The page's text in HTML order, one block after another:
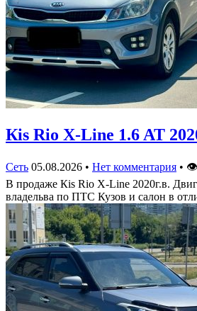
Кis Rio X-Line 1.6 AT
Сеть 05.08.2026 • Нет комментария • 👁
В продаже Кis Rio X-Line 2020г.в.
владельва по ПТС Кузов и салон в